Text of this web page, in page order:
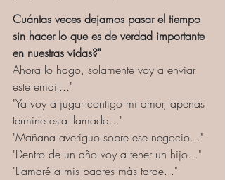
Cuántas veces dejamos pasar el tiempo
sin hacer lo que es de verdad importante
en nuestras vidas?"
Ahora lo hago, solamente voy a enviar
este email..."
"Ya voy a jugar contigo mi amor, apenas
termine esta llamada..."
"Mañana averiguo sobre ese negocio..."
"Dentro de un año voy a tener un hijo..."
"Llamaré a mis padres más tarde..."